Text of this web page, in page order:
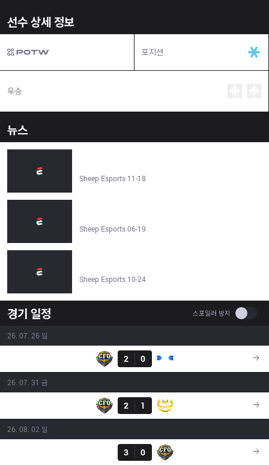
선수 상세 정보
포지션
우승
뉴스
Sheep Esports 11-18
Sheep Esports 06-19
Sheep Esports 10-24
경기 일정 스포일러 방지 Use
26. 07. 26 일
2
0
26. 07. 31 금
2
1
26. 08. 02 일
3
0